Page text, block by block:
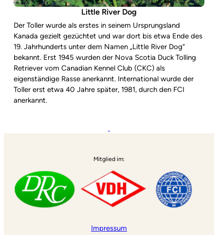
Little River Dog
Der Toller wurde als erstes in seinem Ursprungsland
Kanada gezielt gezüchtet und war dort bis etwa Ende des
19. Jahrhunderts unter dem Namen „Little River Dog“
bekannt. Erst 1945 wurden der Nova Scotia Duck Tolling
Retriever vom Canadian Kennel Club (CKC) als
eigenständige Rasse anerkannt. International wurde der
Toller erst etwa 40 Jahre später, 1981, durch den FCI
anerkannt.
Mitglied im:
Impressum